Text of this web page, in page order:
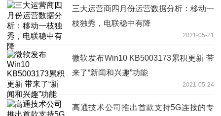
三大运营商四月份运营数据分析：移动一
枝独秀，电联稳中有降
2021-05-21
微软发布Win10 KB5003173累积更新 带
来了“新闻和兴趣”功能
2021-05-24
高通技术公司推出首款支持5G连接的专